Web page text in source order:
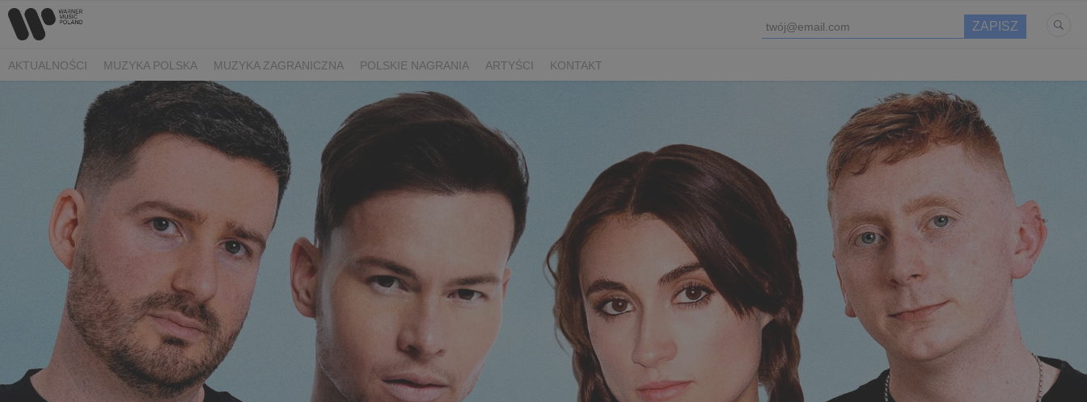
AKTUALNOŚCI MUZYKA POLSKA MUZYKA ZAGRANICZNA POLSKIE NAGRANIA ARTYŚCI KONTAKT